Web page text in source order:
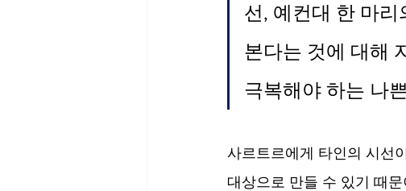
선, 예컨대 한 마
본다는 것에 대해
극복해야 하는 나
사르트르에게 타인의 시선
대상으로 만들 수 있기 때